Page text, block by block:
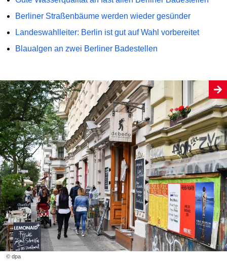
Berliner Straßenbäume werden wieder gesünder
Landeswahlleiter: Berlin ist gut auf Wahl vorbereitet
Blaualgen an zwei Berliner Badestellen
© dpa